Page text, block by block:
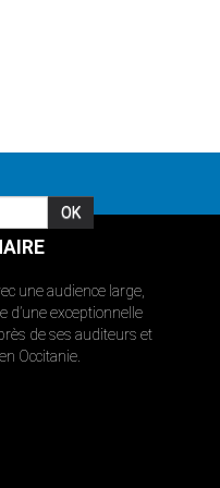
une audience large,
d’une exceptionnelle
de ses auditeurs et
Occitanie.